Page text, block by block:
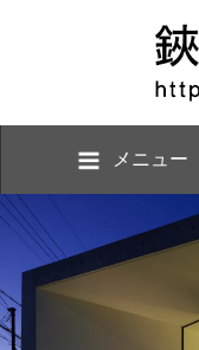
メニュー